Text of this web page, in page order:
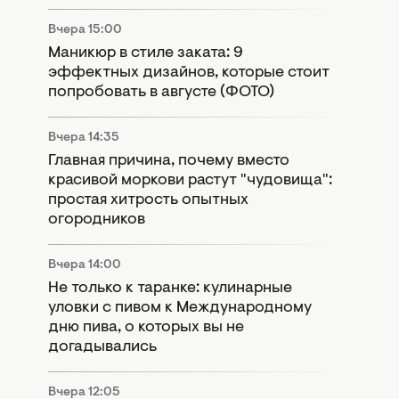
Вчера 15:00
Маникюр в стиле заката: 9
эффектных дизайнов, которые стоит
попробовать в августе (ФОТО)
Вчера 14:35
Главная причина, почему вместо
красивой моркови растут "чудовища":
простая хитрость опытных
огородников
Вчера 14:00
Не только к таранке: кулинарные
уловки с пивом к Международному
дню пива, о которых вы не
догадывались
Вчера 12:05